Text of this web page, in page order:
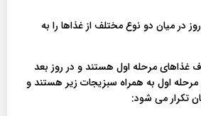
در میان دو نوع مختلف از غذاها را به
مرحله اول هستند و در روز بعد
اول به همراه سبزیجات زیر هستند و
تکرار می شود: